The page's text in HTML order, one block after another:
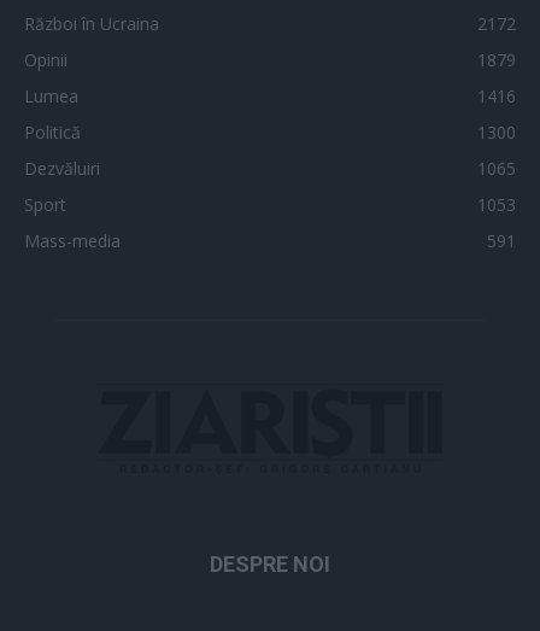
Război în Ucraina
2172
Opinii
1879
Lumea
1416
Politică
1300
Dezvăluiri
1065
Sport
1053
Mass-media
591
DESPRE NOI